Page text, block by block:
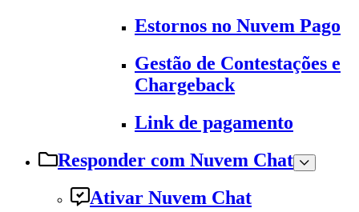
Estornos no Nuvem Pago
Gestão de Contestações e
Chargeback
Link de pagamento
Responder com Nuvem Chat
Ativar Nuvem Chat